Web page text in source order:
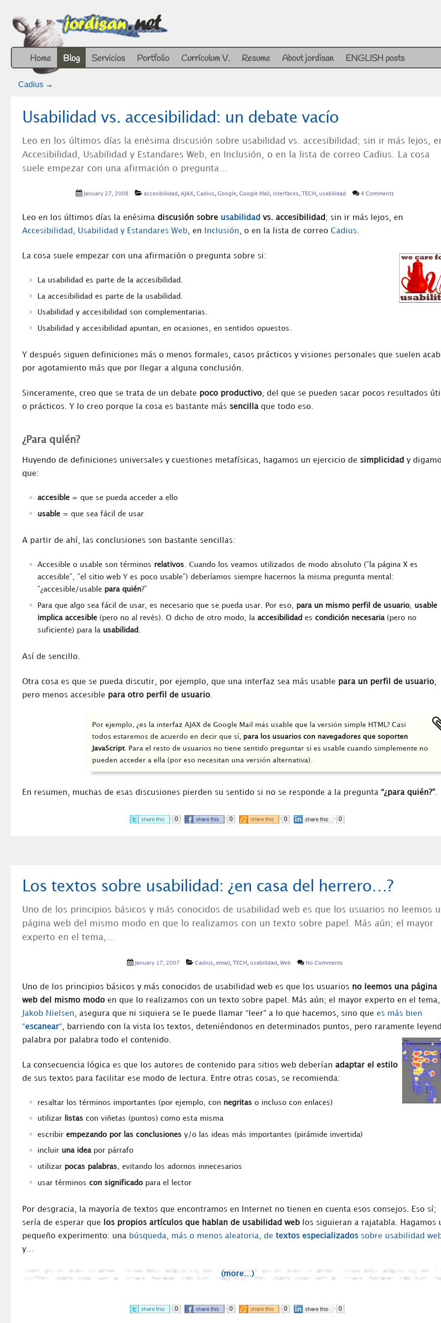
Home Blog Servicios Portfolio Currículum V. Resume About jordisan ENGLISH posts
Cadius →
Usabilidad vs. accesibilidad: un debate vacío
Leo en los últimos días la enésima discusión sobre usabilidad vs. accesibilidad; sin ir más lejos,
Accesibilidad, Usabilidad y Estandares Web, en Inclusión, o en la lista de correo Cadius. La cosa
suele empezar con una afirmación o pregunta…
January 27, 2008 accesibilidad , AJAX, Cadius , Google, Google Mail , interfaces , TECH , usabilidad 4 Comments
Leo en los últimos días la enésima discusión sobre usabilidad vs. accesibilidad ; sin ir más lejos, en
Accesibilidad, Usabilidad y Estandares Web, en Inclusión, o en la lista de correo Cadius.
La cosa suele empezar con una afirmación o pregunta sobre si:
La usabilidad es parte de la accesibilidad.
La accesibilidad es parte de la usabilidad.
Usabilidad y accesibilidad son complementarias.
Usabilidad y accesibilidad apuntan, en ocasiones, en sentidos opuestos.
Y después siguen definiciones más o menos formales, casos prácticos y visiones personales que suelen
por agotamiento más que por llegar a alguna conclusión.
Sinceramente, creo que se trata de un debate poco productivo, del que se pueden sacar pocos resultados
o prácticos. Y lo creo porque la cosa es bastante más sencilla que todo eso.
¿Para quién?
Huyendo de definiciones universales y cuestiones metafísicas, hagamos un ejercicio de simplicidad y
que:
accesible = que se pueda acceder a ello
usable = que sea fácil de usar
A partir de ahí, las conclusiones son bastante sencillas:
Accesible o usable son términos relativos. Cuando los veamos utilizados de modo absoluto (“la página X es
accesible”, “el sitio web Y es poco usable”) deberíamos siempre hacernos la misma pregunta mental:
“¿accesible/usable para quién?”
Para que algo sea fácil de usar, es necesario que se pueda usar. Por eso, para un mismo perfil de usuario, usable
implica accesible (pero no al revés). O dicho de otro modo, la accesibilidad es condición necesaria(pero no
suficiente) para la usabilidad .
Así de sencillo.
Otra cosa es que se pueda discutir, por ejemplo, que una interfaz sea más usable para un perfil de usuario,
pero menos accesible para otro perfil de usuario.
Por ejemplo, ¿es la interfaz AJAX de Google Mail más usable que la versión simple HTML? Casi
todos estaremos de acuerdo en decir que sí, para los usuarios con navegadores que soporten
JavaScript. Para el resto de usuarios no tiene sentido preguntar si es usable cuando simplemente no
pueden acceder a ella (por eso necesitan una versión alternativa).
En resumen, muchas de esas discusiones pierden su sentido si no se responde a la pregunta “¿para quién?”.
0 0 0 0
Los textos sobre usabilidad: ¿en casa del herrero…?
Uno de los principios básicos y más conocidos de usabilidad web es que los usuarios no leemos
página web del mismo modo en que lo realizamos con un texto sobre papel. Más aún; el mayor
experto en el tema,…
January 17, 2007 Cadius email TECH usabilidad Web No Comments
Uno de los principios básicos y más conocidos de usabilidad web es que los usuarios no leemos una página
web del mismo modo en que lo realizamos con un texto sobre papel. Más aún; el mayor experto en el tema,
Jakob Nielsen , asegura que ni siquiera se le puede llamar “leer” a lo que hacemos, sino que es más bien
“escanear“ , barriendo con la vista los textos, deteniéndonos en determinados puntos, pero raramente
palabra por palabra todo el contenido.
La consecuencia lógica es que los autores de contenido para sitios web deberían adaptar el estilo
de sus textos para facilitar ese modo de lectura. Entre otras cosas, se recomienda:
resaltar los términos importantes (por ejemplo, con negritas o incluso con enlaces)
utilizar listas con viñetas (puntos) como esta misma
escribir empezando por las conclusiones y/o las ideas más importantes (pirámide invertida)
incluir una ideapor párrafo
utilizar pocas palabras, evitando los adornos innecesarios
usar términos con significado para el lector
Por desgracia, la mayoría de textos que encontramos en Internet no tienen en cuenta esos consejos. Eso sí;
sería de esperar que
los propios artículos que hablan de usabilidad web los siguieran a rajatabla. Hagamos
pequeño experimento: una búsqueda, más o menos aleatoria, de textos especializados sobre usabilidad
y…
(more…)
0 0 0 0